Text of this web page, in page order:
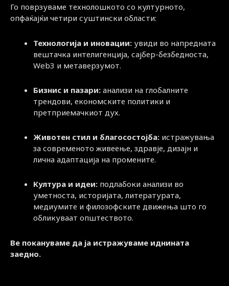
Го поврзуваме технолошкото со културното,
опфаќајќи четири суштински области:
Технологија и иновации: увиди во напредната
вештачка интелигенција, сајбер-безбедноста,
Web3 и метаверзумот.
Бизнис и пазари: анализи на глобалните
трендови, економските политики и
претприемачкиот дух.
Животен стил и благосостојба: истражувања
за современото живеење, здравје, дизајн и
лична адаптација на промените.
Култура и идеи: подлабоки анализи во
уметноста, историјата, литературата,
медиумите и филозофските движења што го
обликуваат општеството.
Ве покануваме да ја истражуваме иднината
заедно.